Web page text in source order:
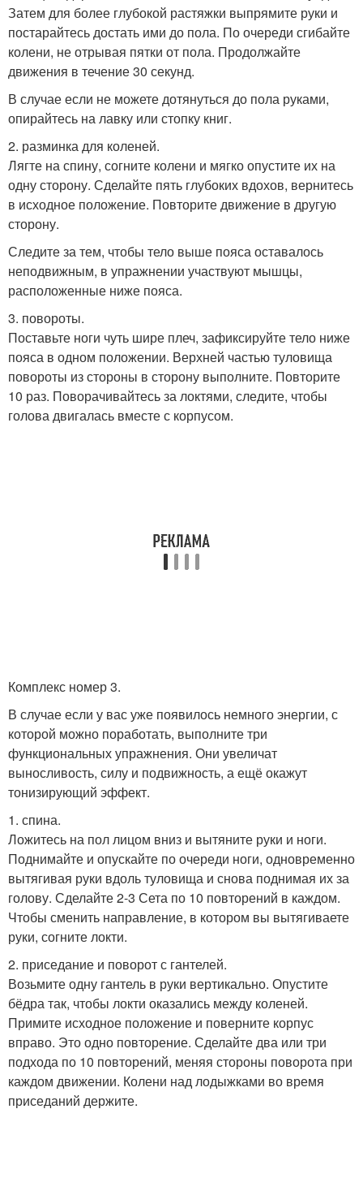
Затем для более глубокой растяжки выпрямите руки и
постарайтесь достать ими до пола. По очереди сгибайте
колени, не отрывая пятки от пола. Продолжайте
движения в течение 30 секунд.
В случае если не можете дотянуться до пола руками,
опирайтесь на лавку или стопку книг.
2. разминка для коленей.
Лягте на спину, согните колени и мягко опустите их на
одну сторону. Сделайте пять глубоких вдохов, вернитесь
в исходное положение. Повторите движение в другую
сторону.
Следите за тем, чтобы тело выше пояса оставалось
неподвижным, в упражнении участвуют мышцы,
расположенные ниже пояса.
3. повороты.
Поставьте ноги чуть шире плеч, зафиксируйте тело ниже
пояса в одном положении. Верхней частью туловища
повороты из стороны в сторону выполните. Повторите
10 раз. Поворачивайтесь за локтями, следите, чтобы
голова двигалась вместе с корпусом.
Комплекс номер 3.
В случае если у вас уже появилось немного энергии, с
которой можно поработать, выполните три
функциональных упражнения. Они увеличат
выносливость, силу и подвижность, а ещё окажут
тонизирующий эффект.
1. спина.
Ложитесь на пол лицом вниз и вытяните руки и ноги.
Поднимайте и опускайте по очереди ноги, одновременно
вытягивая руки вдоль туловища и снова поднимая их за
голову. Сделайте 2-3 Сета по 10 повторений в каждом.
Чтобы сменить направление, в котором вы вытягиваете
руки, согните локти.
2. приседание и поворот с гантелей.
Возьмите одну гантель в руки вертикально. Опустите
бёдра так, чтобы локти оказались между коленей.
Примите исходное положение и поверните корпус
вправо. Это одно повторение. Сделайте два или три
подхода по 10 повторений, меняя стороны поворота при
каждом движении. Колени над лодыжками во время
приседаний держите.